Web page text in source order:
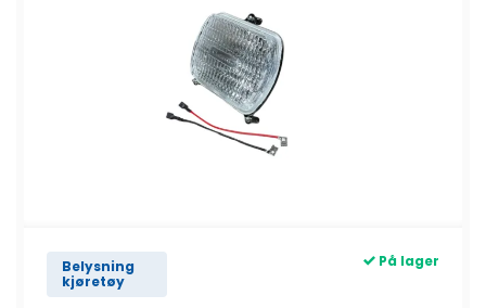
Belysning
kjøretøy
På lager